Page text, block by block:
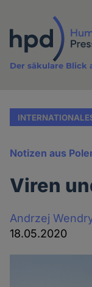
Inhalt
Der säkulare Blick
Notizen aus
Viren
Andrzej
18.05.2020